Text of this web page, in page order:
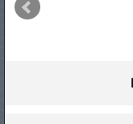
PNEUS